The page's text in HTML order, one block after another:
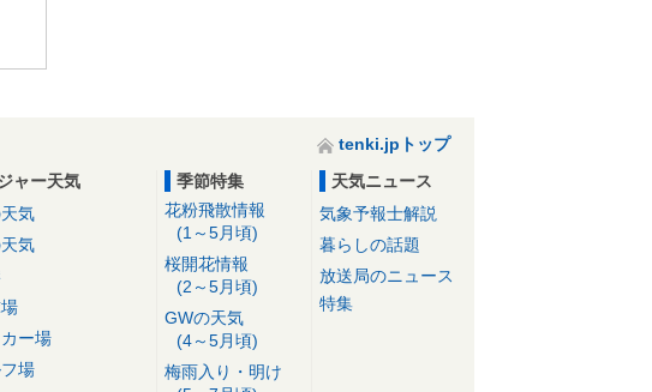
tenki.jpトップ
ャー天気
気
気
ー場
場
季節特集
花粉飛散情報
(1～5月頃)
桜開花情報
(2～5月頃)
GWの天気
(4～5月頃)
梅雨入り・明け
天気ニュース
気象予報士解説
暮らしの話題
放送局のニュース
特集